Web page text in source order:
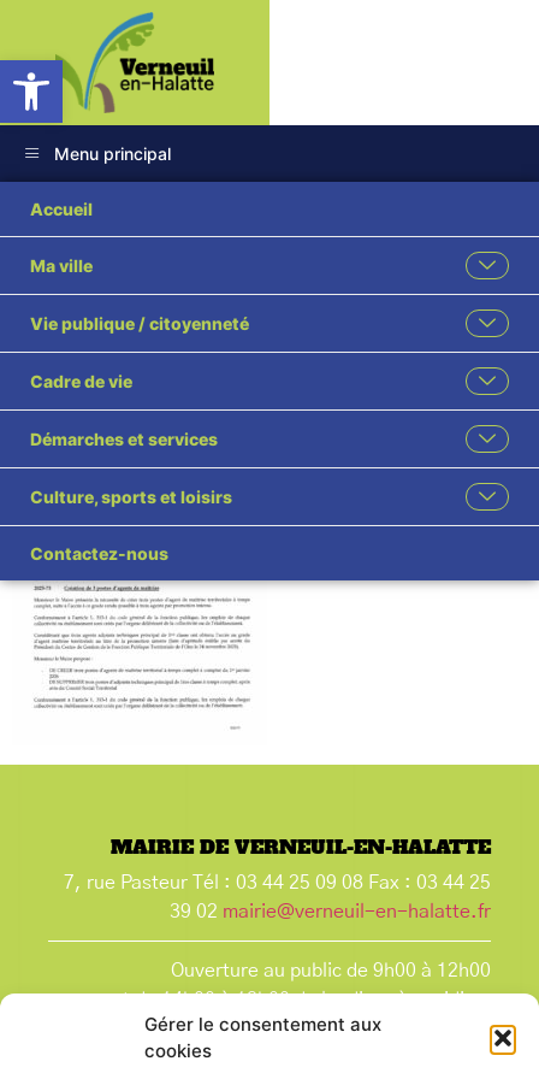
Ouvrir la barre d’outils
Gérer le consentement aux
cookies
Menu principal
Accueil
Ma ville
Vie publique / citoyenneté
Cadre de vie
Démarches et services
Culture, sports et loisirs
Contactez-nous
2025-73 Création de
3 postes d’agents de
maîtrise visé
MAIRIE DE VERNEUIL-EN-HALATTE
7, rue Pasteur Tél : 03 44 25 09 08 Fax : 03 44 25
39 02 mairie@verneuil-en-halatte.fr
Ouverture au public de 9h00 à 12h00
et de 14h00 à 18h00 du lundi après-midi au
vendredi,
et le samedi de 9h00 à 12h00.